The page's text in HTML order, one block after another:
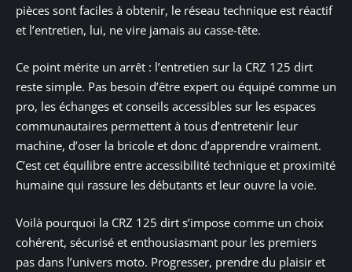
pièces sont faciles à obtenir, le réseau technique est réactif
et l’entretien, lui, ne vire jamais au casse-tête.
Ce point mérite un arrêt : l’entretien sur la CRZ 125 dirt
reste simple. Pas besoin d’être expert ou équipé comme un
pro, les échanges et conseils accessibles sur les espaces
communautaires permettent à tous d’entretenir leur
machine, d’oser la bricole et donc d’apprendre vraiment.
C’est cet équilibre entre accessibilité technique et proximité
humaine qui rassure les débutants et leur ouvre la voie.
Voilà pourquoi la CRZ 125 dirt s’impose comme un choix
cohérent, sécurisé et enthousiasmant pour les premiers
pas dans l’univers moto. Progresser, prendre du plaisir et